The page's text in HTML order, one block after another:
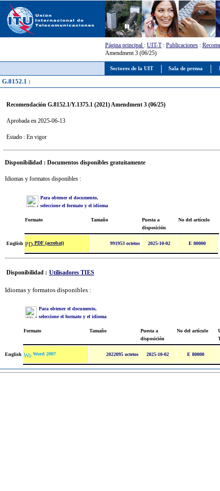
Sectores de la UIT Sala de prensa
Página principal : UIT-T: Publicaciones :
Amendment 3 (06/25)
G.8152.1 :
Recomendación G.8152.1/Y.1375.1 (2021) Amendment 3 (06/25)
Aprobada en 2025-06-13
Estado : En vigor
Disponibilidad : Documentos disponibles gratuitamente
Idiomas y formatos disponibles :
Para obtener el documento,
seleccione el formato y el idioma
Formato Tamaño
Puesta a
disposición
No del artículo
English PDF (acrobat) 991953 octetos 2025-10-02 E 80000
Disponibilidad : Utilisadores TIES
Idiomas y formatos disponibles :
Para obtener el documento,
seleccione el formato y el idioma
Formato Tamaño
Puesta a
disposición
No del artículo
English Word 2007 2022095 octetos 2025-10-02 E 80000